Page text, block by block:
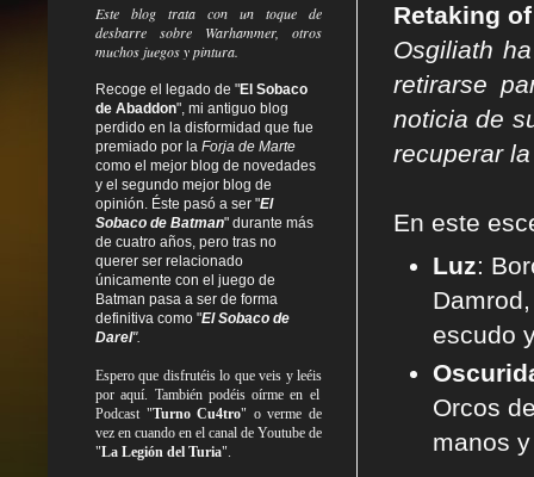
Retaking
Osgiliath
retirarse
noticia de
recuperar
En este
Luz:
escudo
Orcos
manos
Este blog trata con un toque de
desbarre sobre Warhammer, otros
muchos juegos y pintura.
Recoge el legado de "El Sobaco
de Abaddon", mi antiguo blog
perdido en la disformidad que fue
premiado por la Forja de Marte
como el mejor blog de novedades
y el segundo mejor blog de
opinión. Éste pasó a ser "El
Sobaco de Batman" durante más
de cuatro años, pero tras no
querer ser relacionado
únicamente con el juego de
Batman pasa a ser de forma
definitiva como "El Sobaco de
Darel".
Espero que disfrutéis lo queveis yleéis
por aquí. También podéis oírme en el
Podcast "Turno Cu4tro" o verme de
vez en cuando en el canal de Youtube de
"La Legión del Turia".